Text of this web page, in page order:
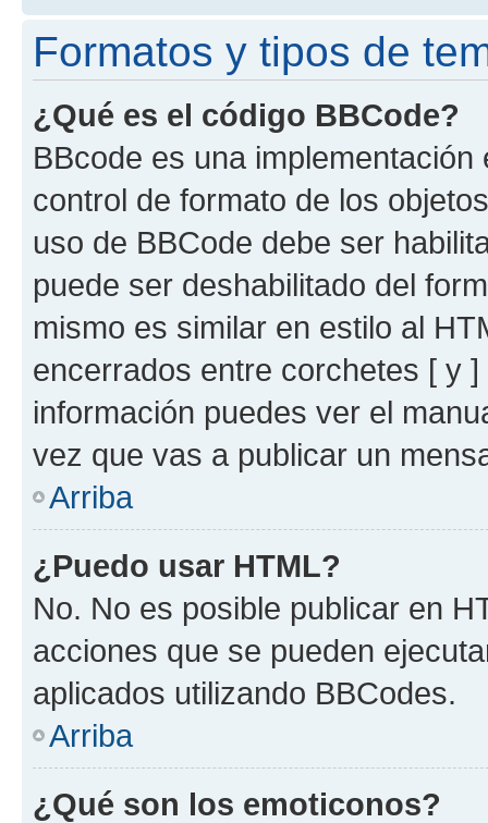
Formatos y tipos de
¿Qué es el código BBCode?
BBcode es una
control de formato de los
uso de BBCode debe ser
puede ser deshabilitado del
mismo es similar en estilo al
encerrados entre corchetes [ y
información puedes ver el
vez que vas a publicar un
Arriba
¿Puedo usar HTML?
No. No es posible publicar en
acciones que se pueden
aplicados utilizando BBCodes.
Arriba
¿Qué son los emoticonos?